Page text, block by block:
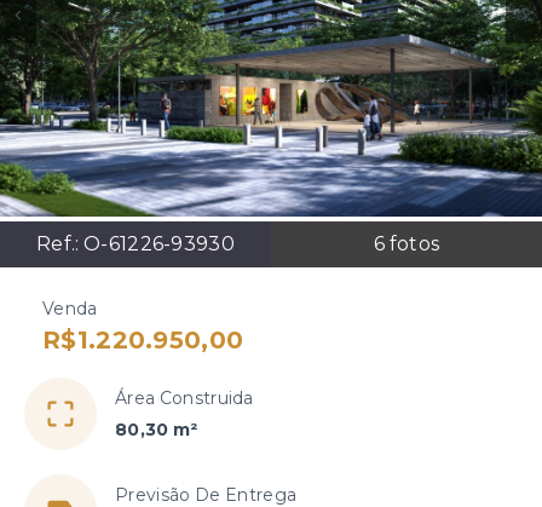
Ref.:O-61226-93930 6 fotos
Venda
R$1.220.950,00
Área Construida
80,30 m²
Previsão De Entrega